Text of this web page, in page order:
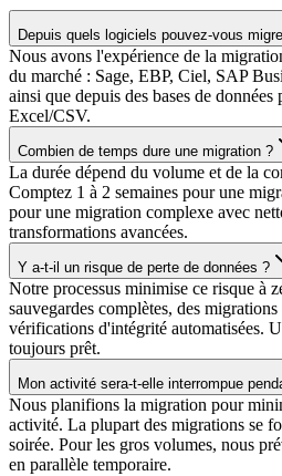
Depuis quels logiciels pouvez-vous
Nous avons l'expérience de la
du marché : Sage, EBP, Ciel, SAP
ainsi que depuis des bases de
Excel/CSV.
Combien de temps dure une migration ?
La durée dépend du volume et de la
Comptez 1 à 2 semaines pour une
pour une migration complexe avec
transformations avancées.
Y a-t-il un risque de perte de données ?
Notre processus minimise ce risque à
sauvegardes complètes, des
vérifications d'intégrité automatisées.
toujours prêt.
Mon activité sera-t-elle interrompue
Nous planifions la migration pour
activité. La plupart des migrations se
soirée. Pour les gros volumes, nous
en parallèle temporaire.